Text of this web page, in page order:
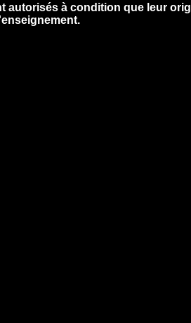
à condition que leur